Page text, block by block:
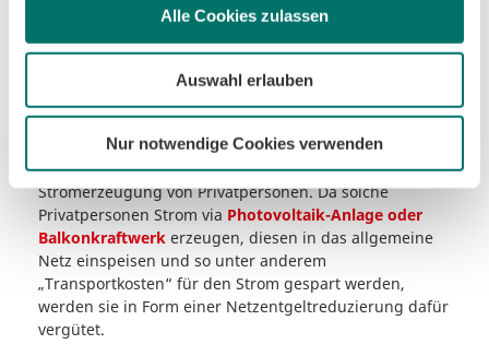
Alle Cookies zulassen
Auswahl erlauben
Nur notwendige Cookies verwenden
Hin und wieder wird auch von vermiedenen Entgelten
gesprochen. Dabei geht es um die dezentrale
Stromerzeugung von Privatpersonen. Da solche
Privatpersonen Strom via Photovoltaik-Anlage oder
Balkonkraftwerk erzeugen, diesen in das allgemeine
Netz einspeisen und so unter anderem
„Transportkosten“ für den Strom gespart werden,
werden sie in Form einer Netzentgeltreduzierung dafür
vergütet.